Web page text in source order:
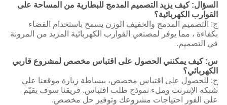
السؤال: كيف يزيد التصميم المدمج للبطارية من المساحة على
القوارب الكهربائية؟
ج: التصميم المدمج والخفيف الوزن يسمح باستخدام الفضاء
بكفاءة ، مما يوفر لمصنعي القوارب الكهربائية المزيد من المرونة
في التصميم.
س: كيف يمكنني الحصول على اقتباس مخصص لمشروع قاربي
الكهربائي؟
ج: للحصول على اقتباس مخصص، ببساطة زيارة موقعنا على
شبكة الإنترنت وملء نموذج طلب اقتباس. فريقنا سوف يقيّم
على الفور احتياجات مشروعك وتوفير حل مخصص.